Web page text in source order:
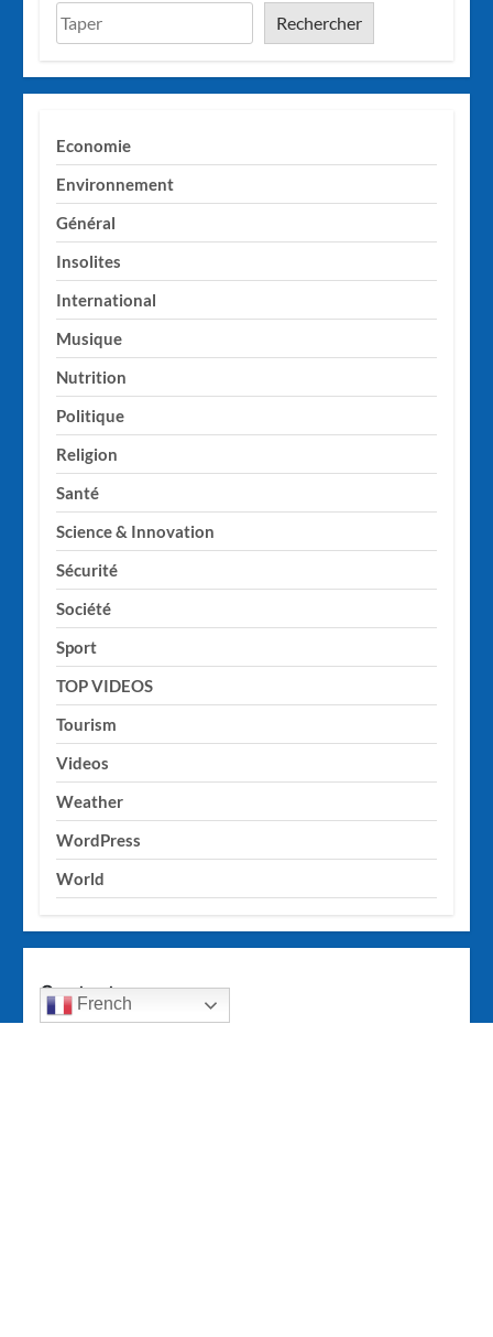
Rechercher
Economie
Environnement
Général
Insolites
International
Musique
Nutrition
Politique
Religion
Santé
Science & Innovation
Sécurité
Société
Sport
TOP VIDEOS
Tourism
Videos
Weather
WordPress
World
Contact
French